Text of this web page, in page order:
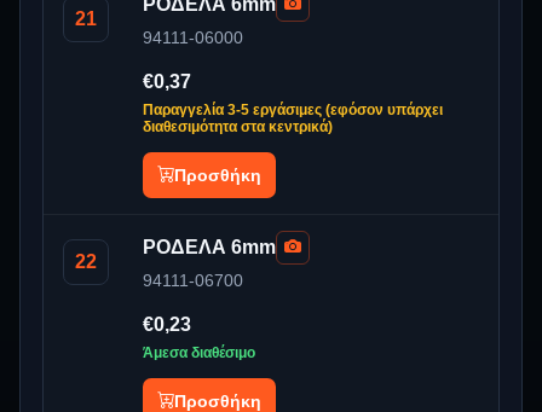
21
ΡΟΔΕΛΑ 6mm
94111-06000
€0,37
Παραγγελία 3-5 εργάσιμες (εφόσον υπάρχει
διαθεσιμότητα στα κεντρικά)
Προσθήκη
22
ΡΟΔΕΛΑ 6mm
94111-06700
€0,23
Άμεσα διαθέσιμο
Προσθήκη